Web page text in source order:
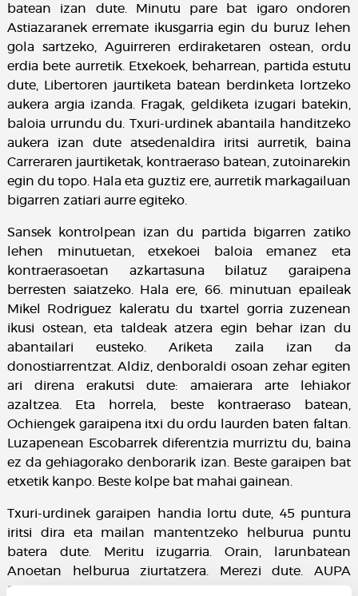
batean izan dute. Minutu pare bat igaro ondoren
Astiazaranek erremate ikusgarria egin du buruz lehen
gola sartzeko, Aguirreren erdiraketaren ostean, ordu
erdia bete aurretik. Etxekoek, beharrean, partida estutu
dute, Libertoren jaurtiketa batean berdinketa lortzeko
aukera argia izanda. Fragak, geldiketa izugari batekin,
baloia urrundu du. Txuri-urdinek abantaila handitzeko
aukera izan dute atsedenaldira iritsi aurretik, baina
Carreraren jaurtiketak, kontraeraso batean, zutoinarekin
egin du topo. Hala eta guztiz ere, aurretik markagailuan
bigarren zatiari aurre egiteko.
Sansek kontrolpean izan du partida bigarren zatiko
lehen minutuetan, etxekoei baloia emanez eta
kontraerasoetan azkartasuna bilatuz garaipena
berresten saiatzeko. Hala ere, 66. minutuan epaileak
Mikel Rodriguez kaleratu du txartel gorria zuzenean
ikusi ostean, eta taldeak atzera egin behar izan du
abantailari eusteko. Ariketa zaila izan da
donostiarrentzat. Aldiz, denboraldi osoan zehar egiten
ari direna erakutsi dute: amaierara arte lehiakor
azaltzea. Eta horrela, beste kontraeraso batean,
Ochiengek garaipena itxi du ordu laurden baten faltan.
Luzapenean Escobarrek diferentzia murriztu du, baina
ez da gehiagorako denborarik izan. Beste garaipen bat
etxetik kanpo. Beste kolpe bat mahai gainean.
Txuri-urdinek garaipen handia lortu dute, 45 puntura
iritsi dira eta mailan mantentzeko helburua puntu
batera dute. Meritu izugarria. Orain, larunbatean
Anoetan helburua ziurtatzera. Merezi dute. AUPA
SANSE!